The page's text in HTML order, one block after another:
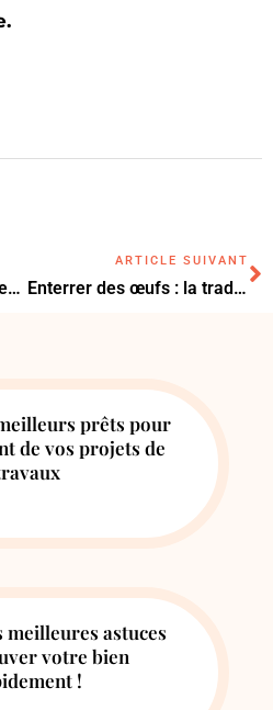
Poêle à bois suspendu design : les 7 avantages pour un intérieur contemporain
ARTICLE SUIVANT
Enterrer des œufs : la tradition au jardin est-elle vraiment efficace ?
prêts pour
de vos projets de
meilleures astuces
votre bien
!